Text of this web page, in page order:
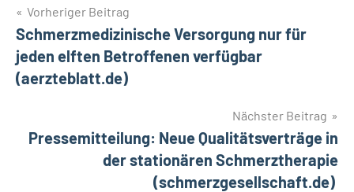
Beitragsnavigation
Vorheriger Beitrag
Schmerzmedizinische Versorgung nur für
jeden elften Betroffenen verfügbar
(aerzteblatt.de)
Nächster Beitrag
Pressemitteilung: Neue Qualitätsverträge in
der stationären Schmerztherapie
(schmerzgesellschaft.de)